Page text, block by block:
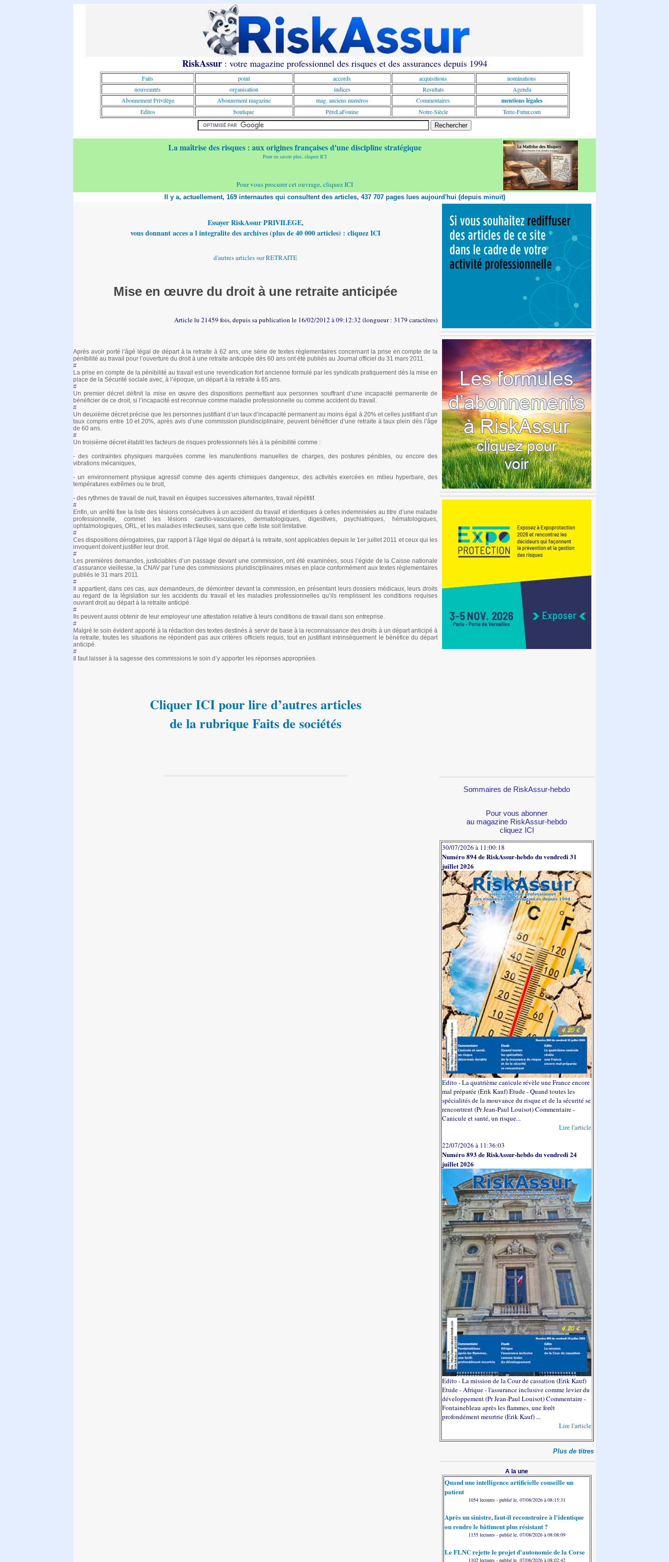
RiskAssur: votre magazine professionnel des risques et des assurances depuis 1994
Faits point accords acquisitions
nominations
nouveautés
organisation indices Resultats
Agenda
Abonnement Privilège
Abonnement magazine mag. anciens numéros Commentaires mentions légales
Editos boutique PèreLaFouine Notre-Siècle Terre-Futur.com
La maîtrise des risques : aux origines françaises d'une discipline stratégique
Pour en savoir plus, cliquez ICI
Pour vous procurer cet ouvrage, cliquez ICI
Il y a, actuellement, 169 internautes qui consultent des articles, 437 707 pages lues aujourd'hui (depuis minuit)
Essayer RiskAssur PRIVILEGE,
vous donnant acces a l integralite des archives (plus de 40 000 articles) : cliquez ICI
d'autres articles sur RETRAITE
Mise en œuvre du droit à une retraite anticipée
Article lu 21459 fois, depuis sa publication le 16/02/2012 à 09:12:32 (longueur : 3179 caractères)
Après avoir porté l’âgé légal de départ à la retraite à 62 ans, une série de textes règlementaires concernant la prise en compte de la
pénibilité au travail pour l’ouverture du droit à une retraite anticipée dès 60 ans ont été publiés au Journal officiel du 31 mars 2011.
#
La prise en compte de la pénibilité au travail est une revendication fort ancienne formulé par les syndicats pratiquement dès la mise en
place de la Sécurité sociale avec, à l’époque, un départ à la retraite à 65 ans.
#
Un premier décret définit la mise en œuvre des dispositions permettant aux personnes souffrant d’une incapacité permanente de
bénéficier de ce droit, si l’incapacité est reconnue comme maladie professionnelle ou comme accident du travail.
#
Un deuxième décret précise que les personnes justifiant d’un taux d’incapacité permanent au moins égal à 20% et celles justifiant d’un
taux compris entre 10 et 20%, après avis d’une commission pluridisciplinaire, peuvent bénéficier d’une retraite à taux plein dès l’âge
de 60 ans.
#
Un troisième décret établit les facteurs de risques professionnels liés à la pénibilité comme :
- des contraintes physiques marquées comme les manutentions manuelles de charges, des postures pénibles, ou encore des
vibrations mécaniques,
- un environnement physique agressif comme des agents chimiques dangereux, des activités exercées en milieu hyperbare, des
températures extrêmes ou le bruit,
- des rythmes de travail de nuit, travail en équipes successives alternantes, travail répétitif.
#
Enfin, un arrêté fixe la liste des lésions consécutives à un accident du travail et identiques à celles indemnisées au titre d’une maladie
professionnelle, commet les lésions cardio-vasculaires, dermatologiques, digestives, psychiatriques, hématologiques,
ophtalmologiques, ORL, et les maladies infectieuses, sans que cette liste soit limitative.
#
Ces dispositions dérogatoires, par rapport à l’âge légal de départ à la retraite, sont applicables depuis le 1er juillet 2011 et ceux qui les
invoquent doivent justifier leur droit.
#
Les premières demandes, justiciables d’un passage devant une commission, ont été examinées, sous l’égide de la Caisse nationale
d’assurance vieillesse, la CNAV par l’une des commissions pluridisciplinaires mises en place conformément aux textes règlementaires
publiés le 31 mars 2011.
#
Il appartient, dans ces cas, aux demandeurs, de démontrer devant la commission, en présentant leurs dossiers médicaux, leurs droits
au regard de la législation sur les accidents du travail et les maladies professionnelles qu’ils remplissent les conditions requises
ouvrant droit au départ à la retraite anticipé.
#
Ils peuvent aussi obtenir de leur employeur une attestation relative à leurs conditions de travail dans son entreprise.
#
Malgré le soin évident apporté à la rédaction des textes destinés à servir de base à la reconnaissance des droits à un départ anticipé à
la retraite, toutes les situations ne répondent pas aux critères officiels requis, tout en justifiant intrinsèquement le bénéfice du départ
anticipé.
#
Il faut laisser à la sagesse des commissions le soin d’y apporter les réponses appropriées.
Cliquer ICI pour lire d’autres articles
de la rubrique Faits de sociétés
Sommaires de RiskAssur-hebdo
Pour vous abonner
au magazine RiskAssur-hebdo
cliquez ICI
30/07/2026 à 11:00:18
Numéro 894 de RiskAssur-hebdo du vendredi 31
juillet 2026
Edito - La quatrième canicule révèle une France encore
mal préparée (Erik Kauf) Etude - Quand toutes les
spécialités de la mouvance du risque et de la sécurité se
rencontrent (Pr Jean-Paul Louisot) Commentaire -
Canicule et santé, un risque...
Lire l'article
22/07/2026 à 11:36:03
Numéro 893 de RiskAssur-hebdo du vendredi 24
juillet 2026
Edito - La mission de la Cour de cassation (Erik Kauf)
Etude - Afrique - l'assurance inclusive comme levier du
développement (Pr Jean-Paul Louisot) Commentaire -
Fontainebleau après les flammes, une forêt
profondément meurtrie (Erik Kauf) ...
Lire l'article
Plus de titres
A la une
Quand une intelligence artificielle conseille un
patient
1054 lectures - publié le, 07/08/2026 à 08:15:31
Après un sinistre, faut-il reconstruire à l'identique
ou rendre le bâtiment plus résistant ?
1155 lectures - publié le, 07/08/2026 à 08:08:09
Le FLNC rejette le projet d'autonomie de la Corse
1102 lectures - publié le, 07/08/2026 à 08:02:42